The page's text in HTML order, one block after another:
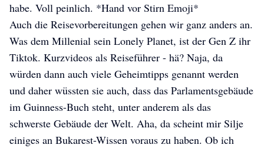
habe. Voll peinlich. *Hand vor Stirn Emoji*
Auch die Reisevorbereitungen gehen wir ganz anders an.
Was dem Millenial sein Lonely Planet, ist der Gen Z ihr
Tiktok. Kurzvideos als Reiseführer - hä? Naja, da
würden dann auch viele Geheimtipps genannt werden
und daher wüssten sie auch, dass das Parlamentsgebäude
im Guinness-Buch steht, unter anderem als das
schwerste Gebäude der Welt. Aha, da scheint mir Silje
einiges an Bukarest-Wissen voraus zu haben. Ob ich